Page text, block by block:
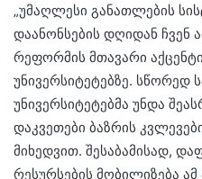
„უმაღლესი განათლების
დაანონსების დღიდან
რეფორმის მთავარი
უნივერსიტეტებზე. სწორედ
უნივერსიტეტებმა უნდა
დაკვეთები ბაზრის
მიხედვით. შესაბამისად,
რესურსების მობილიზება ამ